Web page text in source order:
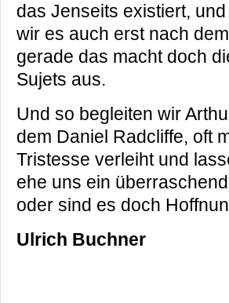
das Jenseits existiert,
wir es auch erst nach
gerade das macht doch
Sujets aus.
Und so begleiten wir
dem Daniel Radcliffe, oft
Tristesse verleiht und
ehe uns ein
oder sind es doch
Ulrich Buchner